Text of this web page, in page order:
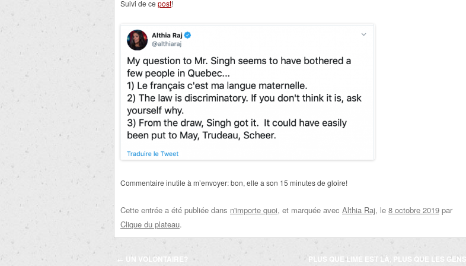
Suivi de ce post!
Commentaire inutile à m’envoyer: bon, elle a son 15 minutes de gloire!
Cette entrée a été publiée dans n'importe quoi, et marquée avec Althia Raj, le 8 octobre 2019 par
Clique du plateau.
Navigation
← UN VOLONTAIRE? PLUS QUE LIME EST LÀ, PLUS QUE LES GENS